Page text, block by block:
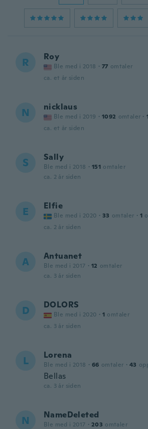
R Roy
Ble med i 2018 · 77 omtaler
ca. et år siden
N nicklaus
Ble med i 2019 · 1092 omtaler ·
ca. et år siden
S Sally
Ble med i 2018 · 151 omtaler
ca. 2 år siden
E Elfie
Ble med i 2020 · 33 omtaler · 1
ca. 2 år siden
A Antuanet
Ble med i 2017 · 12 omtaler
ca. 3 år siden
D DOLORS
Ble med i 2020 · 1 omtaler
ca. 3 år siden
L Lorena
Ble med i 2018 · 66 omtaler · 43
Bellas
ca. 3 år siden
N NameDeleted
Ble med i 2017 · 203 omtaler